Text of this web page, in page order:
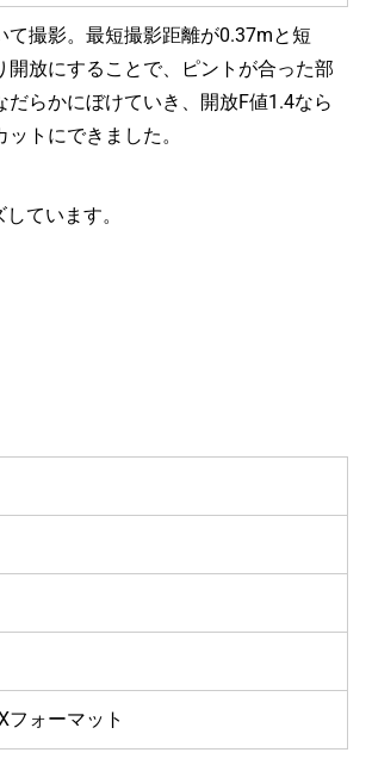
撮影。最短撮影距離が0.37mと短
放にすることで、ピントが合った部
らかにぼけていき、開放F値1.4なら
トにできました。
ています。
フォーマット